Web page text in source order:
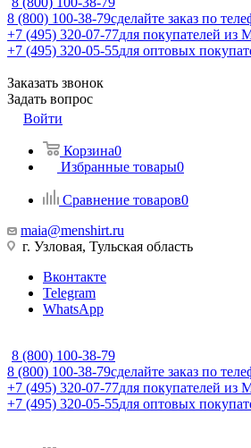
8 (800) 100-38-79сделайте заказ по
+7 (495) 320-07-77для покупателей из
+7 (495) 320-05-55для оптовых
Заказать звонок
Задать вопрос
Войти
Корзина0
Избранные товары0
Сравнение товаров0
maia@menshirt.ru
г. Узловая, Тульская область
Вконтакте
Telegram
WhatsApp
8 (800) 100-38-79
8 (800) 100-38-79сделайте заказ по
+7 (495) 320-07-77для покупателей из
+7 (495) 320-05-55для оптовых